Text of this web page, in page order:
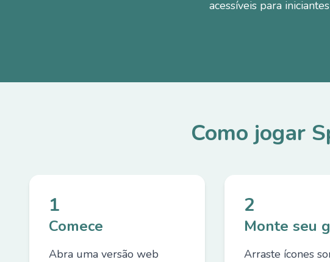
acessíveis para
Como jogar
1
Comece
Abra uma versão web
2
Monte seu
Arraste ícones